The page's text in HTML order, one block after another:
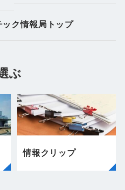
ック情報局トップ
ぶ
情報クリップ